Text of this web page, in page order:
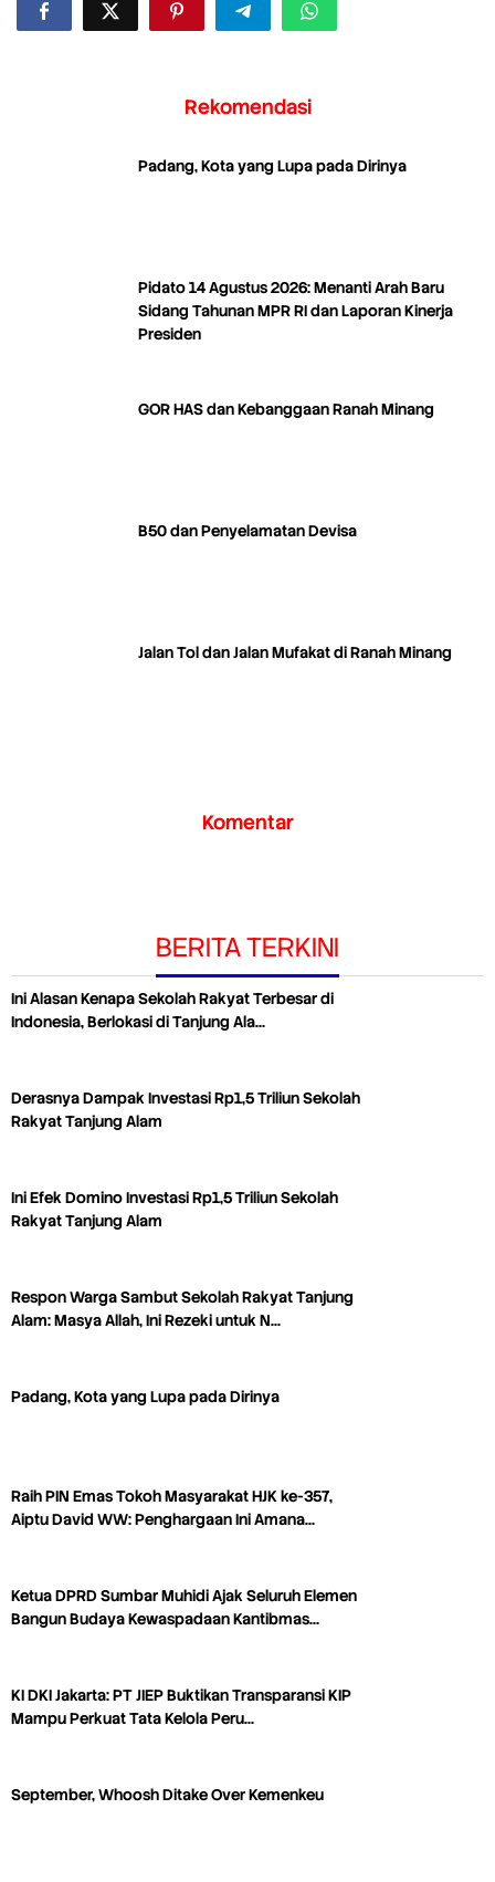
Rekomendasi
Padang, Kota yang Lupa pada Dirinya
Pidato 14 Agustus 2026: Menanti Arah Baru
Sidang Tahunan MPR RI dan Laporan Kinerja
Presiden
GOR HAS dan Kebanggaan Ranah Minang
B50 dan Penyelamatan Devisa
Jalan Tol dan Jalan Mufakat di Ranah Minang
Komentar
BERITA TERKINI
Ini Alasan Kenapa Sekolah Rakyat Terbesar di
Indonesia, Berlokasi di Tanjung Ala…
Derasnya Dampak Investasi Rp1,5 Triliun Sekolah
Rakyat Tanjung Alam
Ini Efek Domino Investasi Rp1,5 Triliun Sekolah
Rakyat Tanjung Alam
Respon Warga Sambut Sekolah Rakyat Tanjung
Alam: Masya Allah, Ini Rezeki untuk N…
Padang, Kota yang Lupa pada Dirinya
Raih PIN Emas Tokoh Masyarakat HJK ke-357,
Aiptu David WW: Penghargaan Ini Amana…
Ketua DPRD Sumbar Muhidi Ajak Seluruh Elemen
Bangun Budaya Kewaspadaan Kantibmas…
KI DKI Jakarta: PT JIEP Buktikan Transparansi KIP
Mampu Perkuat Tata Kelola Peru…
September, Whoosh Ditake Over Kemenkeu